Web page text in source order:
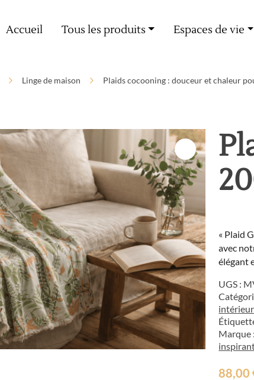
Accueil Tous les produits Espaces de vie
Linge de maison Plaids cocooning : douceur et chaleur
« Plaid
avec
élégant
UGS :
intérieur
Marque :
88,00